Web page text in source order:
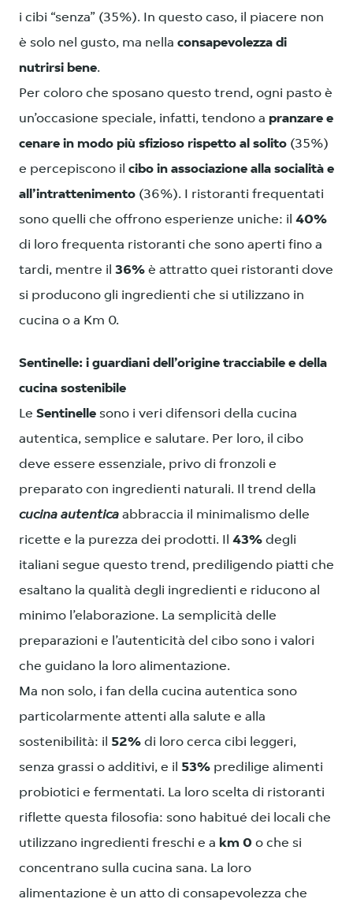
i cibi “senza” (35%). In questo caso, il piacere non
è solo nel gusto, ma nella consapevolezza di
nutrirsi bene.
Per coloro che sposano questo trend, ogni pasto è
un’occasione speciale, infatti, tendono a pranzare e
cenare in modo più sfizioso rispetto al solito (35%)
e percepiscono il cibo in associazione alla socialità e
all’intrattenimento (36%). I ristoranti frequentati
sono quelli che offrono esperienze uniche: il 40%
di loro frequenta ristoranti che sono aperti fino a
tardi, mentre il 36% è attratto quei ristoranti dove
si producono gli ingredienti che si utilizzano in
cucina o a Km 0.
Sentinelle: i guardiani dell’origine tracciabile e della
cucina sostenibile
Le Sentinelle sono i veri difensori della cucina
autentica, semplice e salutare. Per loro, il cibo
deve essere essenziale, privo di fronzoli e
preparato con ingredienti naturali. Il trend della
cucina autentica abbraccia il minimalismo delle
ricette e la purezza dei prodotti. Il 43% degli
italiani segue questo trend, prediligendo piatti che
esaltano la qualità degli ingredienti e riducono al
minimo l’elaborazione. La semplicità delle
preparazioni e l’autenticità del cibo sono i valori
che guidano la loro alimentazione.
Ma non solo, i fan della cucina autentica sono
particolarmente attenti alla salute e alla
sostenibilità: il 52% di loro cerca cibi leggeri,
senza grassi o additivi, e il 53% predilige alimenti
probiotici e fermentati. La loro scelta di ristoranti
riflette questa filosofia: sono habitué dei locali che
utilizzano ingredienti freschi e a km 0 o che si
concentrano sulla cucina sana. La loro
alimentazione è un atto di consapevolezza che